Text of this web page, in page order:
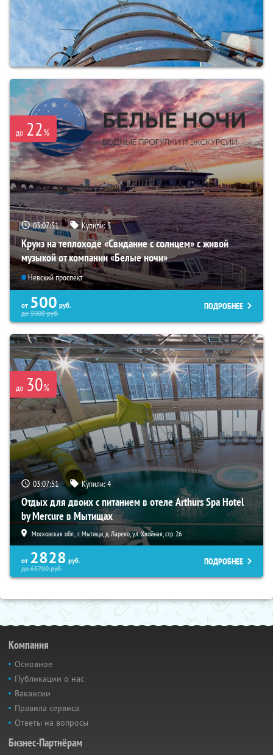
до 22%
03:07:49 Купили:3
Круиз на теплоходе «Свидание с солнцем» с живой
музыкой от компании «Белые ночи»
Невский проспект
от 500 руб.
до5000руб.
ПОДРОБНЕЕ
до 30%
03:07:49 Купили:4
Отдых для двоих с питанием в отеле Arthurs Spa Hotel
by Mercure в Мытищах
Московская обл., г. Мытищи, д. Ларево, ул. Хвойная, стр. 26
от 2828 руб.
до65700руб.
ПОДРОБНЕЕ
Компания
Основное
Публикации о нас
Вакансии
Правила сервиса
Ответы на вопросы
Бизнес-Партнёрам